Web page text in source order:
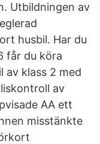
Utbildningen av
husbil. Har du
får du köra
av klass 2 med
av
AA ett
misstänkte